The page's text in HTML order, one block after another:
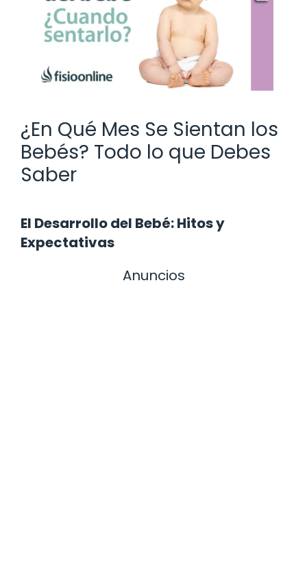
¿En Qué Mes Se Sientan los
Bebés? Todo lo que Debes
Saber
El Desarrollo del Bebé: Hitos y
Expectativas
Anuncios